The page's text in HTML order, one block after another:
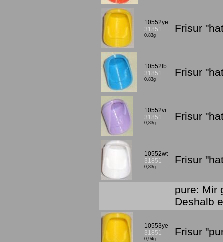
10552ye
31851
0,83g
Frisur
10552lb
31851
0,83g
Frisur
10552vi
31851
0,83g
Frisur
10552wt
31851
0,83g
Frisur
pure: Mir
Deshalb
10553ye
31851
0,94g
Frisur